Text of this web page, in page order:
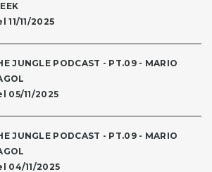
11/11/2025
JUNGLE PODCAST - PT.09 - MARIO
05/11/2025
JUNGLE PODCAST - PT.09 - MARIO
04/11/2025